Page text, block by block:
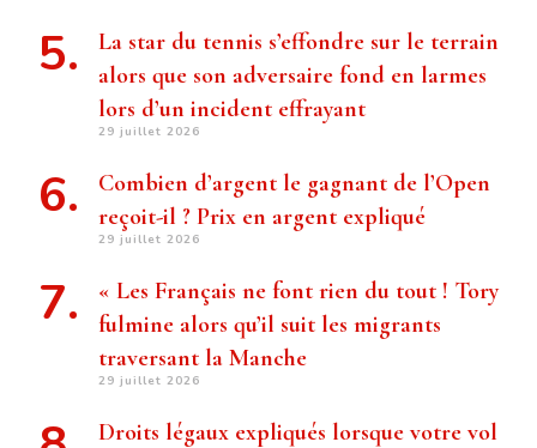
La star du tennis s’effondre sur le terrain
alors que son adversaire fond en larmes
lors d’un incident effrayant
29 juillet 2026
Combien d’argent le gagnant de l’Open
reçoit-il ? Prix ​​en argent expliqué
29 juillet 2026
« Les Français ne font rien du tout ! Tory
fulmine alors qu’il suit les migrants
traversant la Manche
29 juillet 2026
Droits légaux expliqués lorsque votre vol